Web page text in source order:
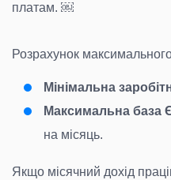
платам. ￼
Розрахунок максимального
Мінімальна
Максимальна база
на місяць.
Якщо місячний дохід